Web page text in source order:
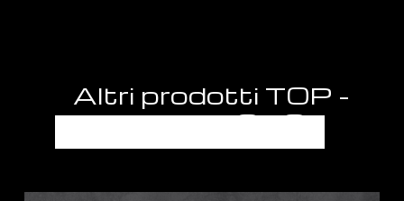
Altri prodotti TOP -
PIANI LAVORO